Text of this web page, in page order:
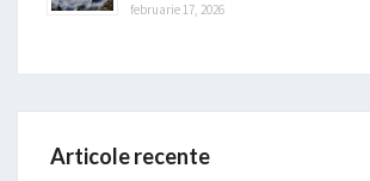
februarie 17, 2026
Articole recente